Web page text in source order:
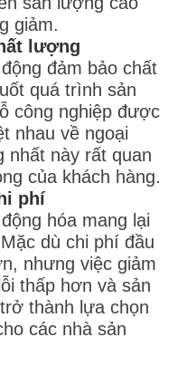
giảm.
lượng
đảm bảo chất
quá trình sản
công nghiệp được
nhau về ngoại
nhất này rất quan
của khách hàng.
phí
hóa mang lại
dù chi phí đầu
nhưng việc giảm
thấp hơn và sản
thành lựa chọn
các nhà sản